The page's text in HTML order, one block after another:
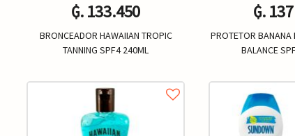
₲. 133.450
BRONCEADOR HAWAIIAN TROPIC
TANNING SPF4 240ML
₲.
PROTETOR BANANA
BALANCE